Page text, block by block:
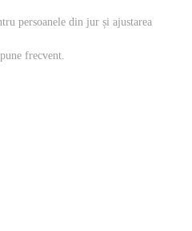
persoanele din jur și ajustarea
frecvent.